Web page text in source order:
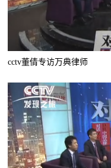
cctv董倩专访万典律师